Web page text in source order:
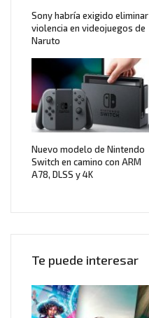
Sony habría exigido eliminar
violencia en videojuegos de
Naruto
Nuevo modelo de Nintendo
Switch en camino con ARM
A78, DLSS y 4K
Te puede interesar